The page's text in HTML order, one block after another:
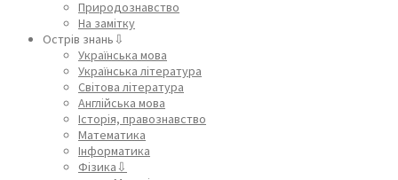
Природознавство
На замітку
Острів знань⇩
Українська мова
Українська література
Світова література
Англійська мова
Історія, правознавство
Математика
Інформатика
Фізика⇩